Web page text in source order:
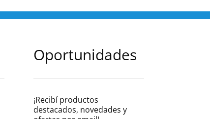
Oportunidades
¡Recibí productos
destacados, novedades y